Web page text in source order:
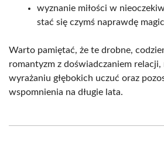
wyznanie miłości w
stać się czymś naprawdę
Warto pamiętać, że te drobne,
romantyzm z doświadczaniem
wyrażaniu głębokich uczuć oraz
wspomnienia na długie lata.